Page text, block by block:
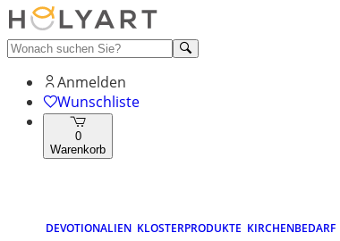
Anmelden
Wunschliste
0
Warenkorb
DEVOTIONALIEN KLOSTERPRODUKTE KIRCHENBEDARF